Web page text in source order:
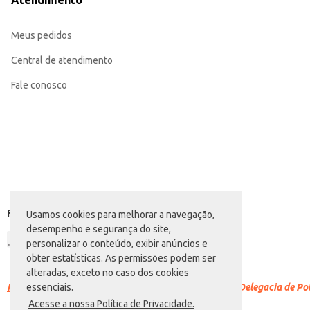
Usamos cookies para melhorar a navegação,
desempenho e segurança do site,
personalizar o conteúdo, exibir anúncios e
obter estatísticas. As permissões podem ser
alteradas, exceto no caso dos cookies
essenciais.
Acesse a nossa Política de Privacidade.
O Bolo Caramella Sensação oferece praticidade e conveniência, sendo
frescor do produto, mantendo suas características até o momento do
Departamento: Padaria e matinais
Conteúdo: 350g
Meus pedidos
Central de atendimento
Fale conosco
Formas de pagamento
Racismo é crime. Denuncie. Disque 100 ou procure a Delegacia de